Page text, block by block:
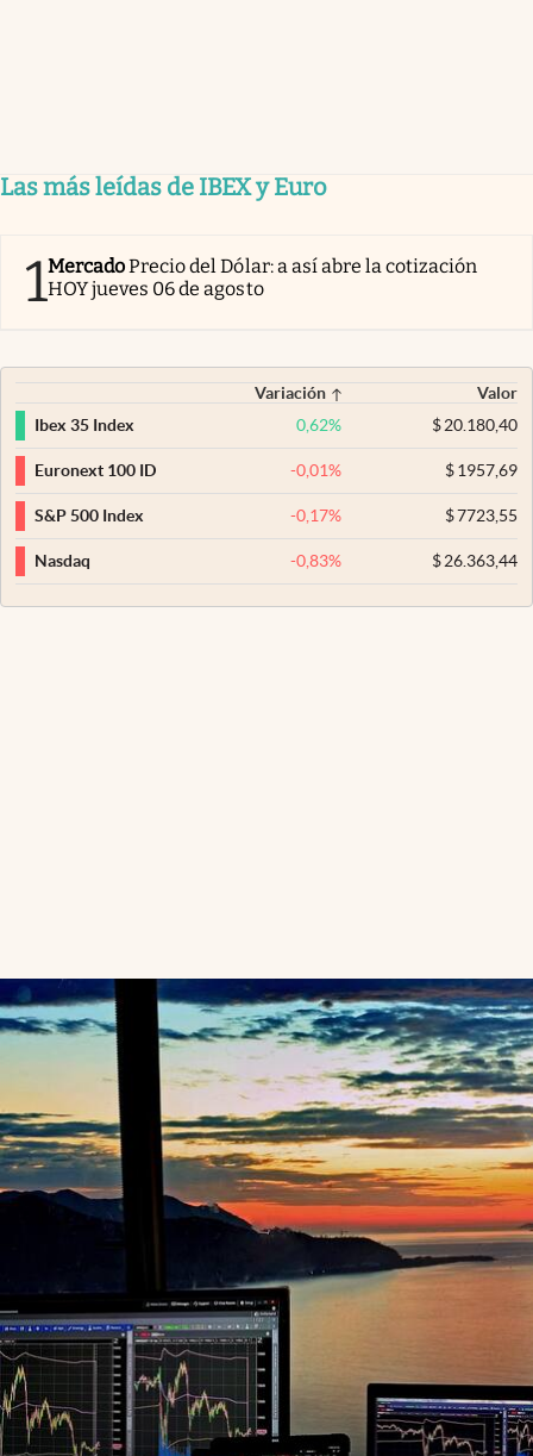
Las más leídas de IBEX y Euro
1MercadoPrecio del Dólar: a así abre la cotización
HOY jueves 06 de agosto
Variación
Valor
Ibex 35 Index
0,62% $20.180,40
Euronext 100 ID -0,01% $1957,69
S&P 500 Index -0,17% $7723,55
Nasdaq -0,83% $26.363,44